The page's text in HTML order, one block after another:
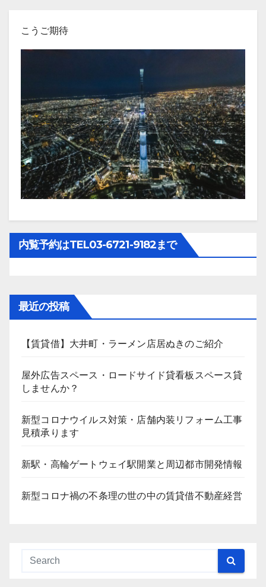
こうご期待
内覧予約はTEL03-6721-9182まで
最近の投稿
【賃貸借】大井町・ラーメン店居ぬきのご紹介
屋外広告スペース・ロードサイド貸看板スペース貸
しませんか？
新型コロナウイルス対策・店舗内装リフォーム工事
見積承ります
新駅・高輪ゲートウェイ駅開業と周辺都市開発情報
新型コロナ禍の不条理の世の中の賃貸借不動産経営